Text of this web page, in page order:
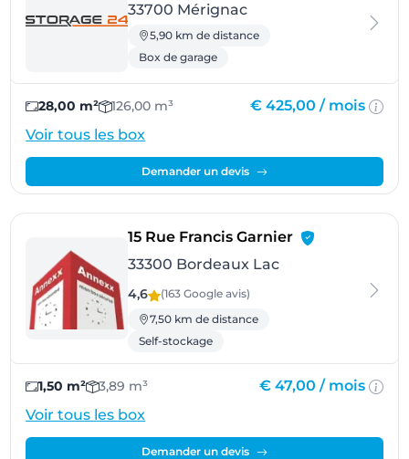
33700 Mérignac
5,90 km de distance
Box de garage
28,00 m² 126,00 m³ € 425,00 / mois
Voir tous les box
Demander un devis
15 Rue Francis Garnier- Bordeaux Lac
33300 Bordeaux Lac
4,6 (163 Googleavis)
7,50 km de distance
Self-stockage
1,50 m² 3,89 m³ € 47,00 / mois
Voir tous les box
Demander un devis